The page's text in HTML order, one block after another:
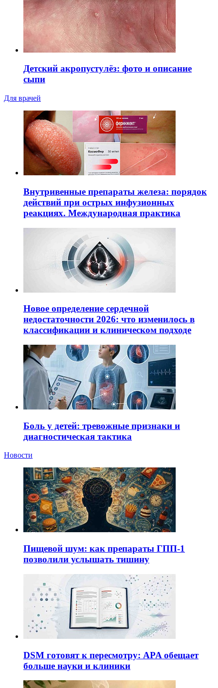
Детский акропустулёз: фото и описание
сыпи
Для врачей
Внутривенные препараты железа: порядок
действий при острых инфузионных
реакциях. Международная практика
Новое определение сердечной
недостаточности 2026: что изменилось в
классификации и клиническом подходе
Боль у детей: тревожные признаки и
диагностическая тактика
Новости
Пищевой шум: как препараты ГПП-1
позволили услышать тишину
DSM готовят к пересмотру: APA обещает
больше науки и клиники